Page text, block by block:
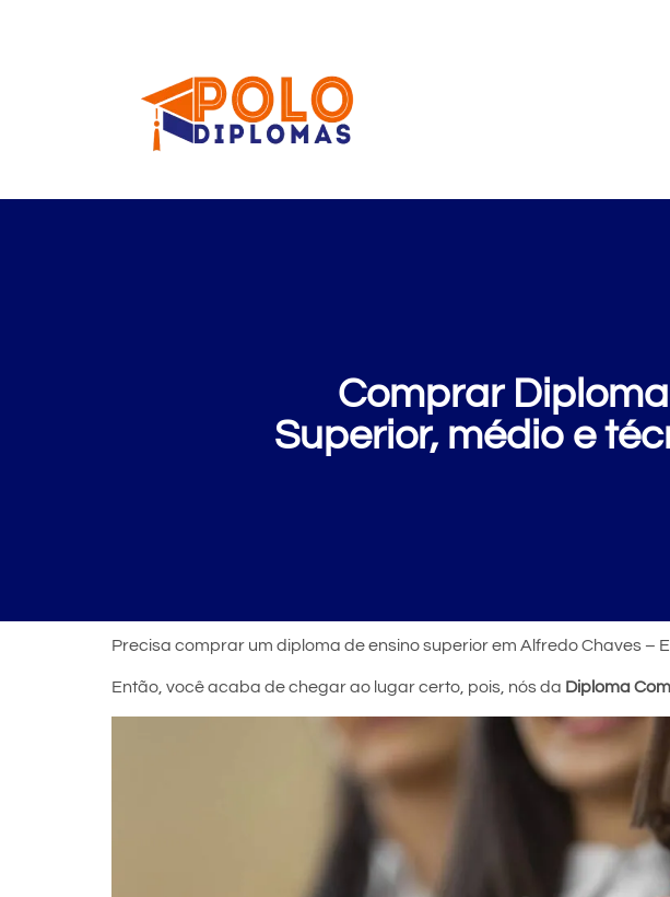
Comprar
Superior, médio e
Precisa comprar um diploma de ensino superior em Alfredo Chaves –
Então, você acaba de chegar ao lugar certo, pois, nós da Diploma